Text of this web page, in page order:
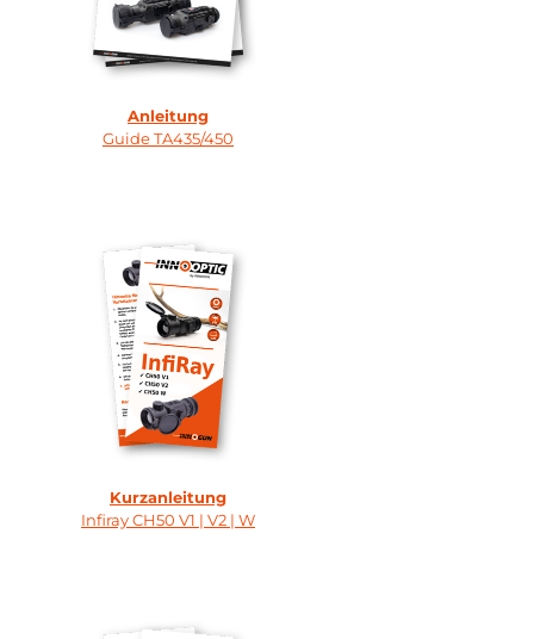
Anleitung
Guide TA435/450
Kurzanleitung
Infiray CH50 V1 | V2 | W